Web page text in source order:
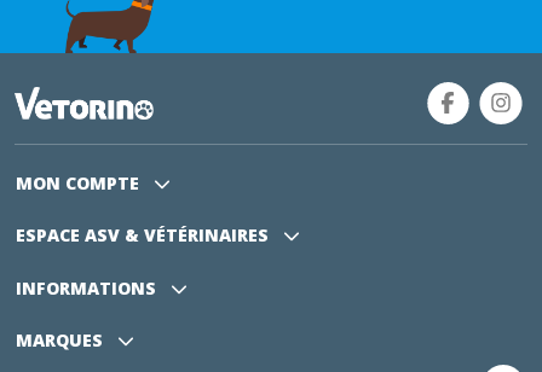
MON COMPTE
ESPACE ASV & VÉTÉRINAIRES
INFORMATIONS
MARQUES